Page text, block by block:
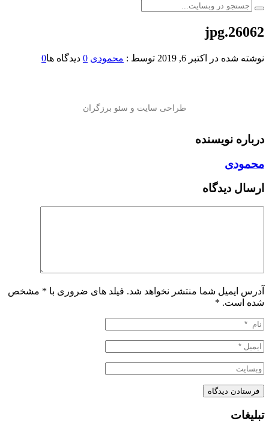
26062.jpg
نوشته شده در اکتبر 6, 2019 توسط : محمودی 0 دیدگاه ها0
درباره نویسنده
محمودی
ارسال دیدگاه
آدرس ایمیل شما منتشر نخواهد شد. فیلد های ضروری با * مشخص
شده است. *
تبلیغات